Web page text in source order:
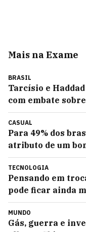
Mais na Exame
BRASIL
Tarcísio e
com embate
CASUAL
Para 49% dos
atributo de um
TECNOLOGIA
Pensando em
pode ficar ainda
MUNDO
Gás, guerra e